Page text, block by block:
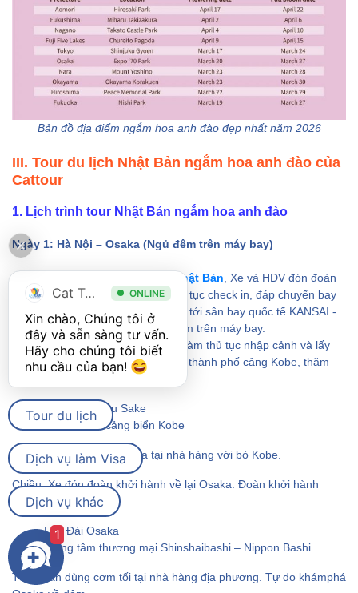
Bản đồ địa điểm ngắm hoa anh đào đẹp nhất năm 2026
III. Tour du lịch Nhật Bản ngắm hoa anh đào của
Cattour
1. Lịch trình tour Nhật Bản ngắm hoa anh đào
Ngày 1: Hà Nội – Osaka (Ngủ đêm trên máy bay)
20h30: Bắt đầu hành trình tour Nhật Bản , Xe và HDV đón đoàn
ra sân bay quốc tế Nội Bài làm thủ tục check in, đáp chuyến bay
VJ938 khởi hành lúc 01:40 - 07:50 tới sân bay quốc tế KANSAI -
OSAKA. Ăn trên máy bay. Nghỉ đêm trên máy bay.
Sáng: Đến sân bay Kansai, đoàn làm thủ tục nhập cảnh và lấy
hành lý. Sau đó khởi hành đi thăm thành phố cảng Kobe, thăm
Bảo tàng rượu Sake
Thăm quan cảng biển Kobe
Trưa: Đoàn dùng cơm trưa tại nhà hàng với bò Kobe.
Chiều: Xe đón đoàn khởi hành về lại Osaka. Đoàn khởi hành
tham quan:
Lâu Đài Osaka
Trung tâm thương mại Shinshaibashi – Nippon Bashi
Tối: Đoàn dùng cơm tối tại nhà hàng địa phương. Tự do khámphá
Cat Tour ONLINE
Xin chào, Chúng tôi ở
đây và sẵn sàng tư vấn.
Hãy cho chúng tôi biết
nhu cầu của bạn!
Tour du lịch
Dịch vụ làm Visa
Dịch vụ khác
1